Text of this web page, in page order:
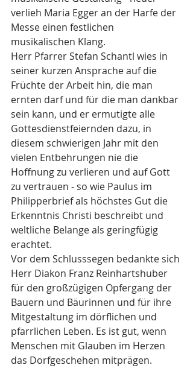
verlieh Maria Egger an der Harfe der
Messe einen festlichen
musikalischen Klang.
Herr Pfarrer Stefan Schantl wies in
seiner kurzen Ansprache auf die
Früchte der Arbeit hin, die man
ernten darf und für die man dankbar
sein kann, und er ermutigte alle
Gottesdienstfeiernden dazu, in
diesem schwierigen Jahr mit den
vielen Entbehrungen nie die
Hoffnung zu verlieren und auf Gott
zu vertrauen - so wie Paulus im
Philipperbrief als höchstes Gut die
Erkenntnis Christi beschreibt und
weltliche Belange als geringfügig
erachtet.
Vor dem Schlusssegen bedankte sich
Herr Diakon Franz Reinhartshuber
für den großzügigen Opfergang der
Bauern und Bäurinnen und für ihre
Mitgestaltung im dörflichen und
pfarrlichen Leben. Es ist gut, wenn
Menschen mit Glauben im Herzen
das Dorfgeschehen mitprägen.